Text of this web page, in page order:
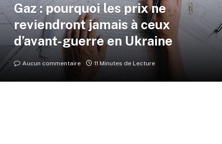
Gaz : pourquoi les prix ne
reviendront jamais à ceux
d’avant-guerre en Ukraine
Aucun commentaire 11 Minutes de Lecture